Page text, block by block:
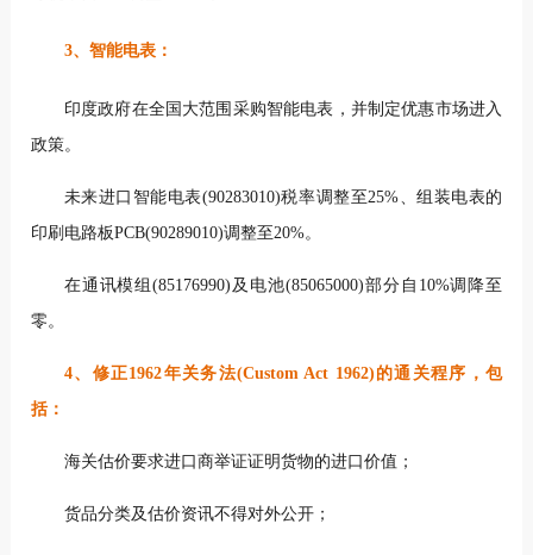
3、智能电表：
印度政府在全国大范围采购智能电表，并制定优惠市场进入
政策。
未来进口智能电表(90283010)税率调整至25%、组装电表的
印刷电路板PCB(90289010)调整至20%。
在通讯模组(85176990)及电池(85065000)部分自10%调降至
零。
4、修正1962年关务法(Custom Act 1962)的通关程序，包
括：
海关估价要求进口商举证证明货物的进口价值；
货品分类及估价资讯不得对外公开；